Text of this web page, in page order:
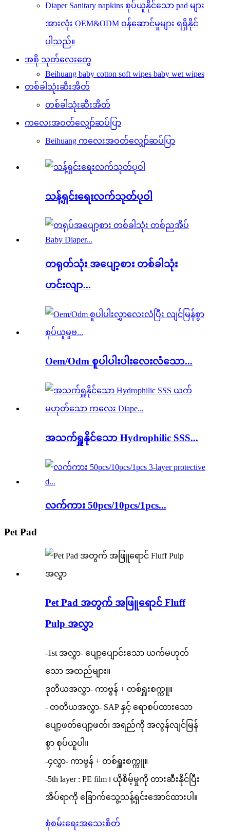
Diaper Sanitary napkins စုပ်ယူနိုင်သော pad များ
အားလုံး OEM&ODM ဝန်ဆောင်မှုများ ရရှိနိုင်
ပါသည်။
အစို သုတ်လေးတွေ
Beihuang baby cotton soft wipes baby wet wipes
တစ်ခါသုံးဆီးအိတ်
တစ်ခါသုံးဆီးအိတ်
ကလေးအဝတ်လျှော်ဆပ်ပြာ
Beihuang ကလေးအဝတ်လျှော်ဆပ်ပြာ
သန့်ရှင်းရေးလက်သုတ်ပုဝါ
တရုတ်သုံး အပျော့စား တစ်ခါသုံး
ဟင်းလျာ...
Oem/Odm စူပါပါးပါးလေးလံသော...
အသက်ရှူနိုင်သော Hydrophilic SSS...
လက်ကား 50pcs/10pcs/1pcs...
Pet Pad
Pet Pad အတွက် အဖြူရောင် Fluff
Pulp အလွှာ
-1st အလွှာ- ပျော့ပျောင်းသော ယက်မဟုတ်
သော အထည်များ။
ဒုတိယအလွှာ- ကာဗွန် + တစ်ရှူးစက္ကူ။
- တတိယအလွှာ- SAP နှင့် ရောစပ်ထားသော
ပျော့ဖတ်ပျော့ဖတ်၊ အရည်ကို အလွန်လျင်မြန်
စွာ စုပ်ယူပါ။
-၄လွှာ- ကာဗွန် + တစ်ရှူးစက္ကူ။
-5th layer : PE film ၊ ယိုစိမ့်မှုကို တားဆီးနိုင်ပြီး
အိပ်ရာကို ခြောက်သွေ့သန့်ရှင်းအောင်ထားပါ။
စုံစမ်းရေးအသေးစိတ်